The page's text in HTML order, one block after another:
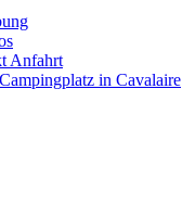
Anfahrt
in Cavalaire